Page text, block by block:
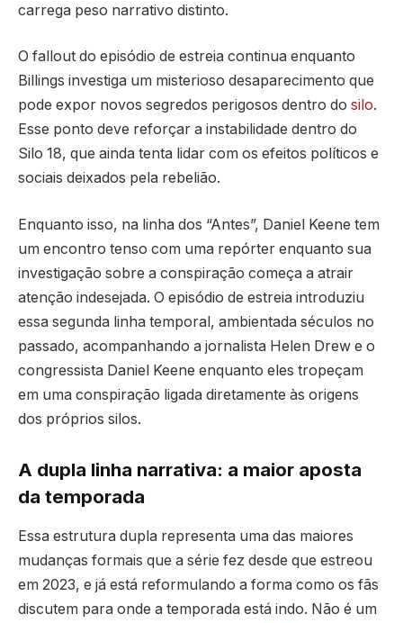
carrega peso narrativo distinto.
O fallout do episódio de estreia continua enquanto
Billings investiga um misterioso desaparecimento que
pode expor novos segredos perigosos dentro do silo.
Esse ponto deve reforçar a instabilidade dentro do
Silo 18, que ainda tenta lidar com os efeitos políticos e
sociais deixados pela rebelião.
Enquanto isso, na linha dos “Antes”, Daniel Keene tem
um encontro tenso com uma repórter enquanto sua
investigação sobre a conspiração começa a atrair
atenção indesejada. O episódio de estreia introduziu
essa segunda linha temporal, ambientada séculos no
passado, acompanhando a jornalista Helen Drew e o
congressista Daniel Keene enquanto eles tropeçam
em uma conspiração ligada diretamente às origens
dos próprios silos.
A dupla linha narrativa: a maior aposta
da temporada
Essa estrutura dupla representa uma das maiores
mudanças formais que a série fez desde que estreou
em 2023, e já está reformulando a forma como os fãs
discutem para onde a temporada está indo. Não é um